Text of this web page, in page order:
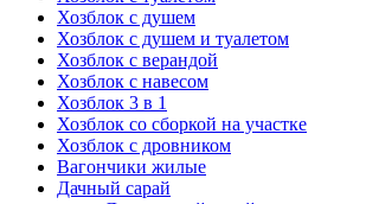
Хозблок с душем
Хозблок с душем и туалетом
Хозблок с верандой
Хозблок с навесом
Хозблок 3 в 1
Хозблок со сборкой на участке
Хозблок с дровником
Вагончики жилые
Дачный сарай